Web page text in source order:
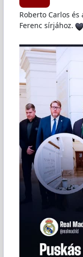
Roberto Carlos és
Ferenc sírjához.